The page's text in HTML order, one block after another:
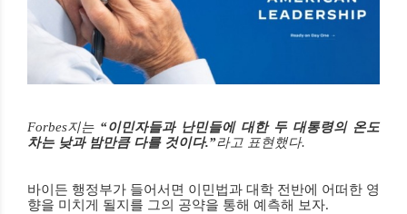
Forbes지는 “이민자들과 난민들에 대한 두 대통령의 온도
차는 낮과 밤만큼 다를 것이다.”라고 표현했다.
바이든 행정부가 들어서면 이민법과 대학 전반에 어떠한 영
향을 미치게 될지를 그의 공약을 통해 예측해 보자.